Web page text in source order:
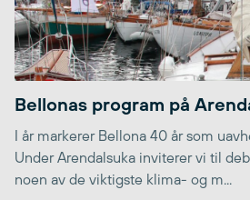
Bellonas program på
I år markerer Bellona 40 år som
Under Arendalsuka inviterer vi til
noen av de viktigste klima- og m...